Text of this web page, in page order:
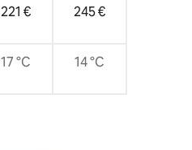
221 € 245 €
17 °C 14 °C